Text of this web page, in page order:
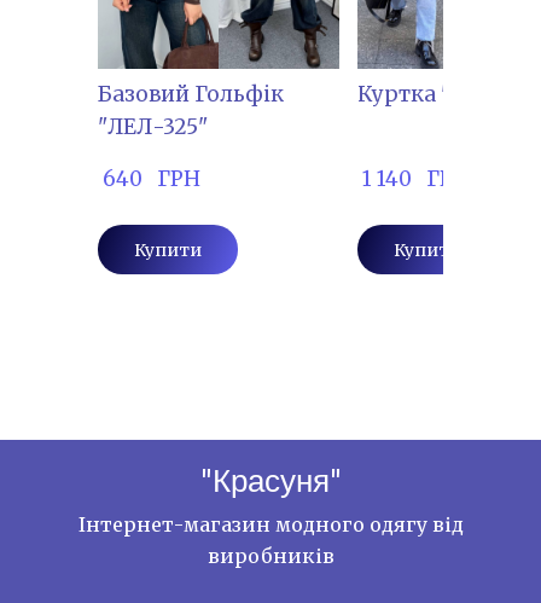
Базовий Гольфік
"ЛЕЛ-325"
640   ГРН
Купити
Куртка "ІРІС-
1 140   ГРН
Купити
"Красуня"
Інтернет-магазин модного одягу від
виробників